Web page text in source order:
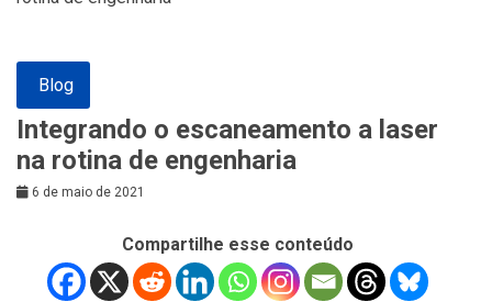
Blog
Integrando o escaneamento a laser
na rotina de engenharia
6 de maio de 2021
Compartilhe esse conteúdo